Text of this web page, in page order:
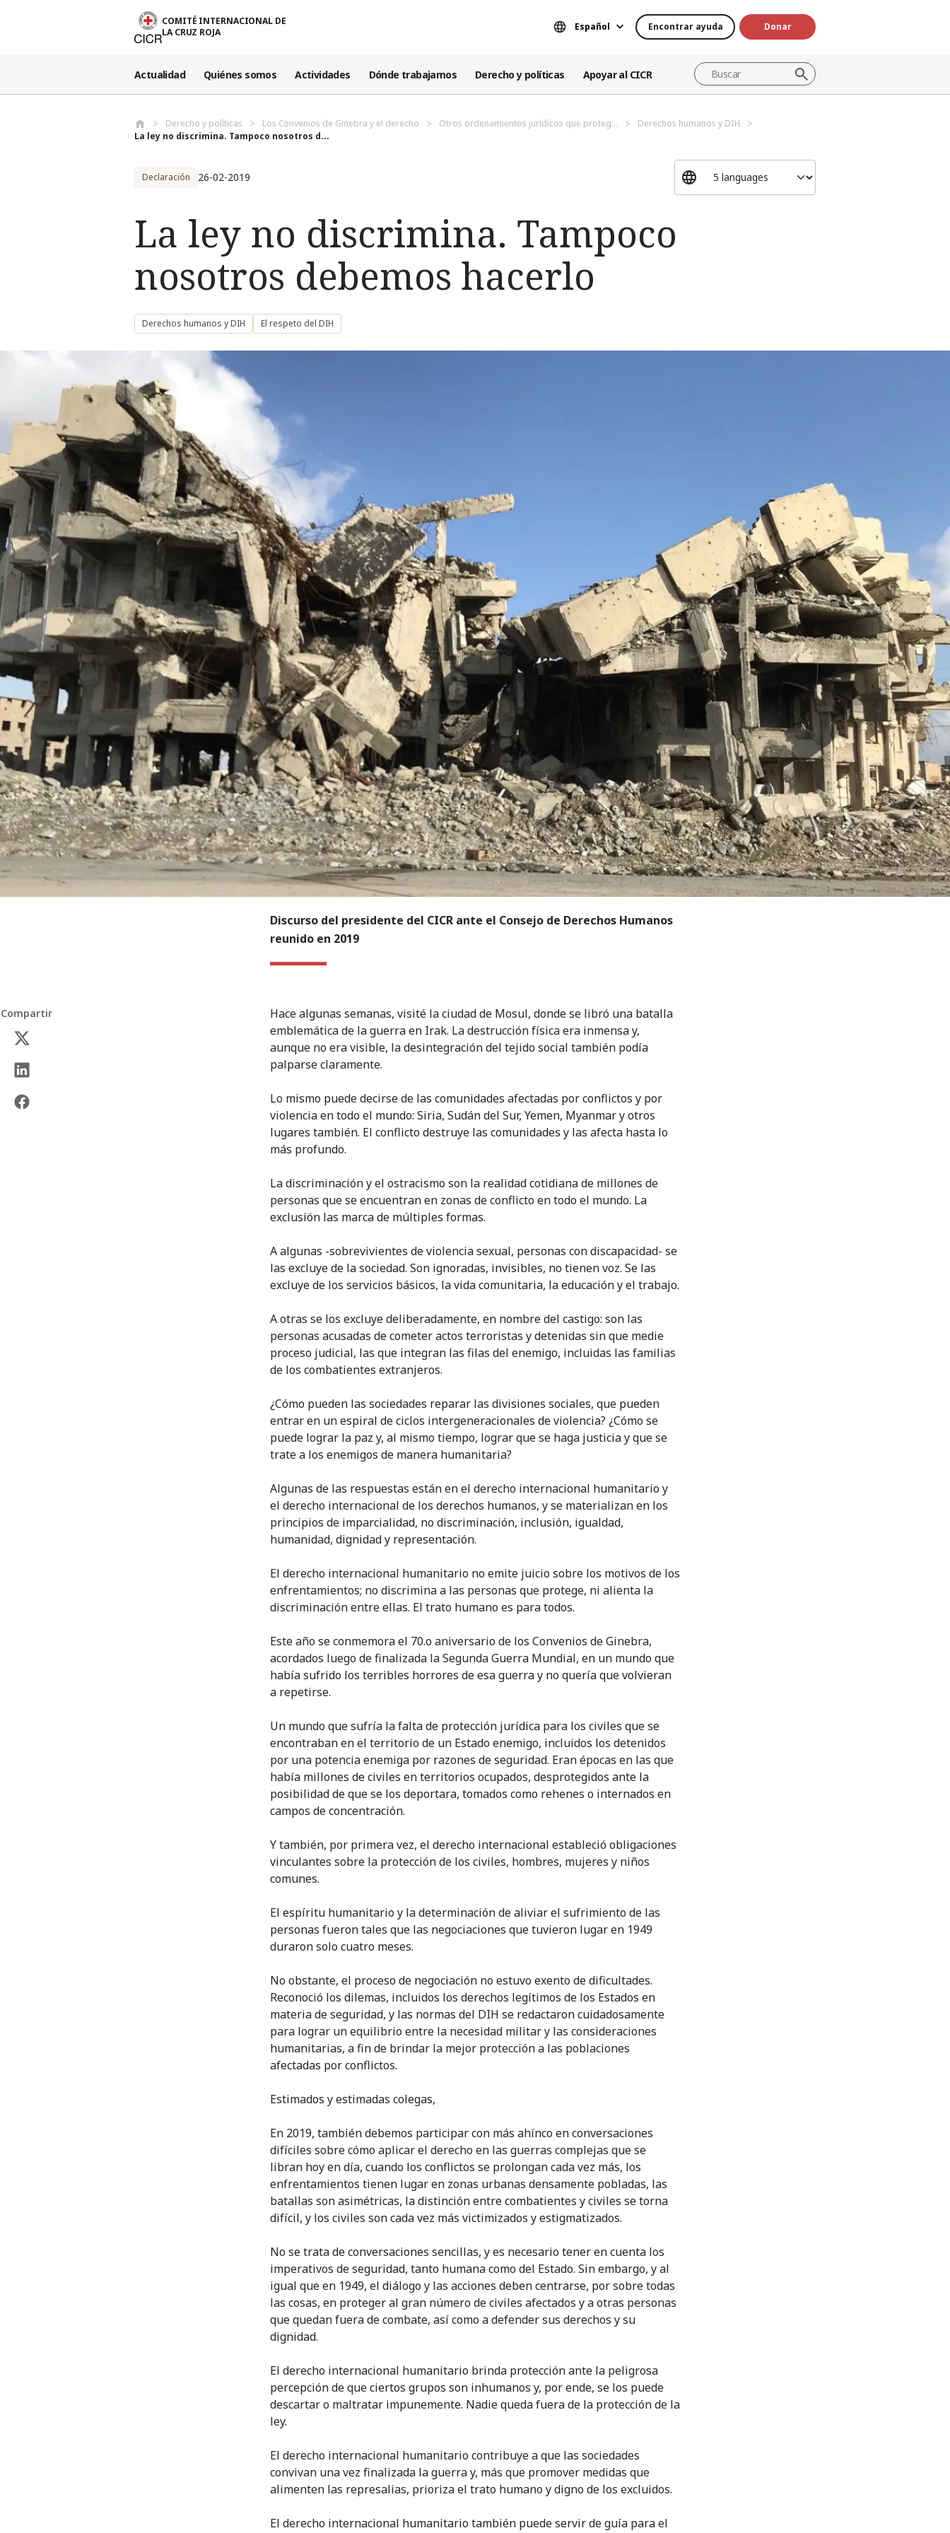
COMITÉ INTERNACIONAL DE
LA CRUZ ROJA
Español Encontrar ayuda Donar
Actualidad Quiénes somos Actividades Dónde trabajamos Derecho y políticas Apoyar al CICR
Derecho y políticas Los Convenios de Ginebra y el derecho Otros ordenamientos jurídicos que proteg...
Derechos humanos y DIH
La ley no discrimina. Tampoco nosotros d...
Declaración 26-02-2019
La ley no discrimina. Tampoco
nosotros debemos hacerlo
Derechos humanos y DIH El respeto del DIH
Discurso del presidente del CICR ante el Consejo de Derechos Humanos
reunido en 2019
Compartir
Hace algunas semanas, visité la ciudad de Mosul, donde se libró una batalla
emblemática de la guerra en Irak. La destrucción física era inmensa y,
aunque no era visible, la desintegración del tejido social también podía
palparse claramente.
Lo mismo puede decirse de las comunidades afectadas por conflictos y por
violencia en todo el mundo: Siria, Sudán del Sur, Yemen, Myanmar y otros
lugares también. El conflicto destruye las comunidades y las afecta hasta lo
más profundo.
La discriminación y el ostracismo son la realidad cotidiana de millones de
personas que se encuentran en zonas de conflicto en todo el mundo. La
exclusión las marca de múltiples formas.
A algunas -sobrevivientes de violencia sexual, personas con discapacidad- se
las excluye de la sociedad. Son ignoradas, invisibles, no tienen voz. Se las
excluye de los servicios básicos, la vida comunitaria, la educación y el trabajo.
A otras se los excluye deliberadamente, en nombre del castigo: son las
personas acusadas de cometer actos terroristas y detenidas sin que medie
proceso judicial, las que integran las filas del enemigo, incluidas las familias
de los combatientes extranjeros.
¿Cómo pueden las sociedades reparar las divisiones sociales, que pueden
entrar en un espiral de ciclos intergeneracionales de violencia? ¿Cómo se
puede lograr la paz y, al mismo tiempo, lograr que se haga justicia y que se
trate a los enemigos de manera humanitaria?
Algunas de las respuestas están en el derecho internacional humanitario y
el derecho internacional de los derechos humanos, y se materializan en los
principios de imparcialidad, no discriminación, inclusión, igualdad,
humanidad, dignidad y representación.
El derecho internacional humanitario no emite juicio sobre los motivos de los
enfrentamientos; no discrimina a las personas que protege, ni alienta la
discriminación entre ellas. El trato humano es para todos.
Este año se conmemora el 70.o aniversario de los Convenios de Ginebra,
acordados luego de finalizada la Segunda Guerra Mundial, en un mundo que
había sufrido los terribles horrores de esa guerra y no quería que volvieran
a repetirse.
Un mundo que sufría la falta de protección jurídica para los civiles que se
encontraban en el territorio de un Estado enemigo, incluidos los detenidos
por una potencia enemiga por razones de seguridad. Eran épocas en las que
había millones de civiles en territorios ocupados, desprotegidos ante la
posibilidad de que se los deportara, tomados como rehenes o internados en
campos de concentración.
Y también, por primera vez, el derecho internacional estableció obligaciones
vinculantes sobre la protección de los civiles, hombres, mujeres y niños
comunes.
El espíritu humanitario y la determinación de aliviar el sufrimiento de las
personas fueron tales que las negociaciones que tuvieron lugar en 1949
duraron solo cuatro meses.
No obstante, el proceso de negociación no estuvo exento de dificultades.
Reconoció los dilemas, incluidos los derechos legítimos de los Estados en
materia de seguridad, y las normas del DIH se redactaron cuidadosamente
para lograr un equilibrio entre la necesidad militar y las consideraciones
humanitarias, a fin de brindar la mejor protección a las poblaciones
afectadas por conflictos.
Estimados y estimadas colegas,
En 2019, también debemos participar con más ahínco en conversaciones
difíciles sobre cómo aplicar el derecho en las guerras complejas que se
libran hoy en día, cuando los conflictos se prolongan cada vez más, los
enfrentamientos tienen lugar en zonas urbanas densamente pobladas, las
batallas son asimétricas, la distinción entre combatientes y civiles se torna
difícil, y los civiles son cada vez más victimizados y estigmatizados.
No se trata de conversaciones sencillas, y es necesario tener en cuenta los
imperativos de seguridad, tanto humana como del Estado. Sin embargo, y al
igual que en 1949, el diálogo y las acciones deben centrarse, por sobre todas
las cosas, en proteger al gran número de civiles afectados y a otras personas
que quedan fuera de combate, así como a defender sus derechos y su
dignidad.
El derecho internacional humanitario brinda protección ante la peligrosa
percepción de que ciertos grupos son inhumanos y, por ende, se los puede
descartar o maltratar impunemente. Nadie queda fuera de la protección de la
ley.
El derecho internacional humanitario contribuye a que las sociedades
convivan una vez finalizada la guerra y, más que promover medidas que
alimenten las represalias, prioriza el trato humano y digno de los excluidos.
El derecho internacional humanitario también puede servir de guía para el